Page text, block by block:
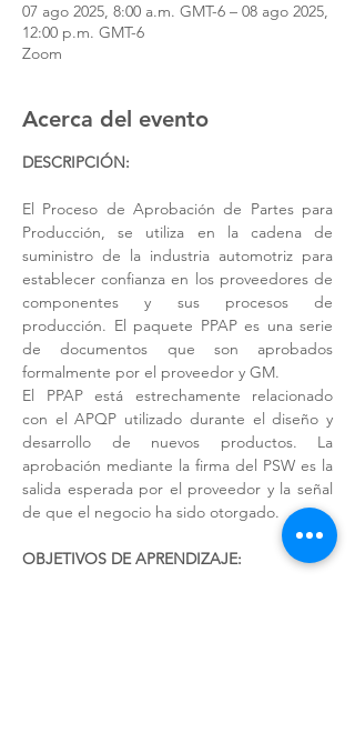
07 ago 2025, 8:00 a.m. GMT-6 – 08 ago 2025,
12:00 p.m. GMT-6
Zoom
Acerca del evento
DESCRIPCIÓN:
El Proceso de Aprobación de Partes para
Producción, se utiliza en la cadena de
suministro de la industria automotriz para
establecer confianza en los proveedores de
componentes y sus procesos de
producción. El paquete PPAP es una serie
de documentos que son aprobados
formalmente por el proveedor y GM.
El PPAP está estrechamente relacionado
con el APQP utilizado durante el diseño y
desarrollo de nuevos productos. La
aprobación mediante la firma del PSW es la
salida esperada por el proveedor y la señal
de que el negocio ha sido otorgado.
OBJETIVOS DE APRENDIZAJE: